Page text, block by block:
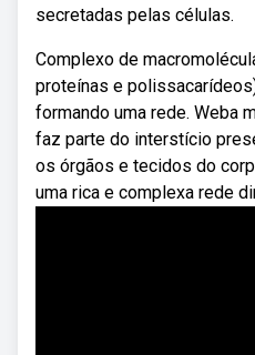
secretadas pelas células.
Complexo de
proteínas e
formando uma rede. Weba
faz parte do interstício
os órgãos e tecidos do
uma rica e complexa rede